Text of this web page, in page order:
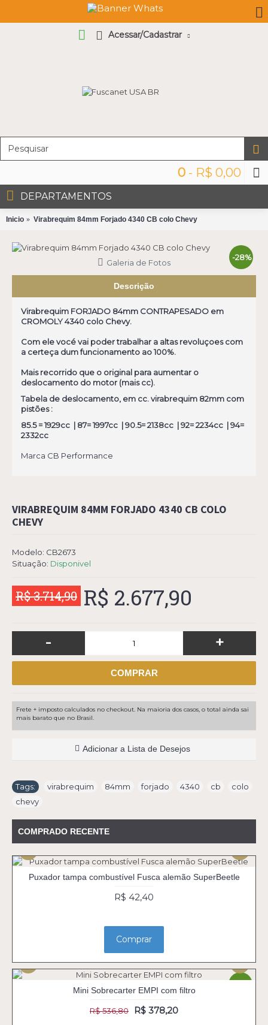
Acessar/Cadastrar
0 - R$ 0,00
DEPARTAMENTOS
Inicio Virabrequim 84mm Forjado 4340 CB colo Chevy
-28%
Galeria de Fotos
Descrição
Virabrequim FORJADO 84mm CONTRAPESADO em
CROMOLY 4340 colo Chevy.
Com ele vocé vai poder trabalhar a altas revoluçoes com
a certeça dum funcionamento ao 100%.
Mais recorrido que o original para aumentar o
deslocamento do motor (mais cc).
Tabela de deslocamento, em cc. virabrequim 82mm com
pistões :
85.5 = 1929cc | 87= 1997cc | 90.5= 2138cc | 92= 2234cc | 94=
2332cc
Marca CB Performance
VIRABREQUIM 84MM FORJADO 4340 CB COLO
CHEVY
Modelo: CB2673
Situação: Disponivel
R$ 3.714,90 R$ 2.677,90
- +
COMPRAR
Frete + imposto calculados no checkout. Na maioria dos casos, o total ainda sai
mais barato que no Brasil.
Adicionar a Lista de Desejos
Tags: virabrequim 84mm forjado 4340 cb colo
chevy
COMPRADO RECENTE
Puxador tampa combustível Fusca alemão SuperBeetle
R$ 42,40
Comprar
Mini Sobrecarter EMPI com filtro
R$ 536,80 R$ 378,20